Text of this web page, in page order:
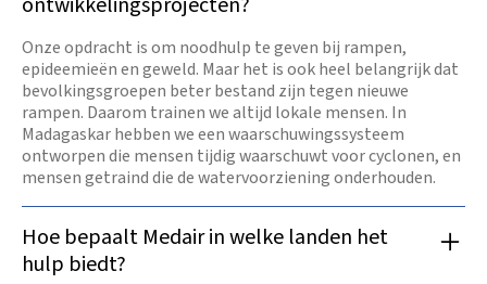
Onze opdracht is om noodhulp te geven bij rampen,
epideemieën en geweld. Maar het is ook heel belangrijk dat
bevolkingsgroepen beter bestand zijn tegen nieuwe
rampen. Daarom trainen we altijd lokale mensen. In
Madagaskar hebben we een waarschuwingssysteem
ontworpen die mensen tijdig waarschuwt voor cyclonen, en
mensen getraind die de watervoorziening onderhouden.
Hoe bepaalt Medair in welke landen het
hulp biedt?